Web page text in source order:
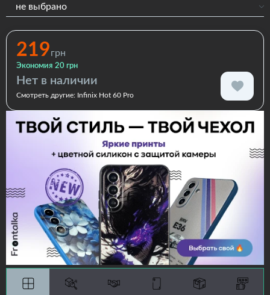
не выбрано
Силиконовый с бортами
219грн
Экономия 20 грн
Нет в наличии
Смотреть другие: Infinix Hot 60 Pro